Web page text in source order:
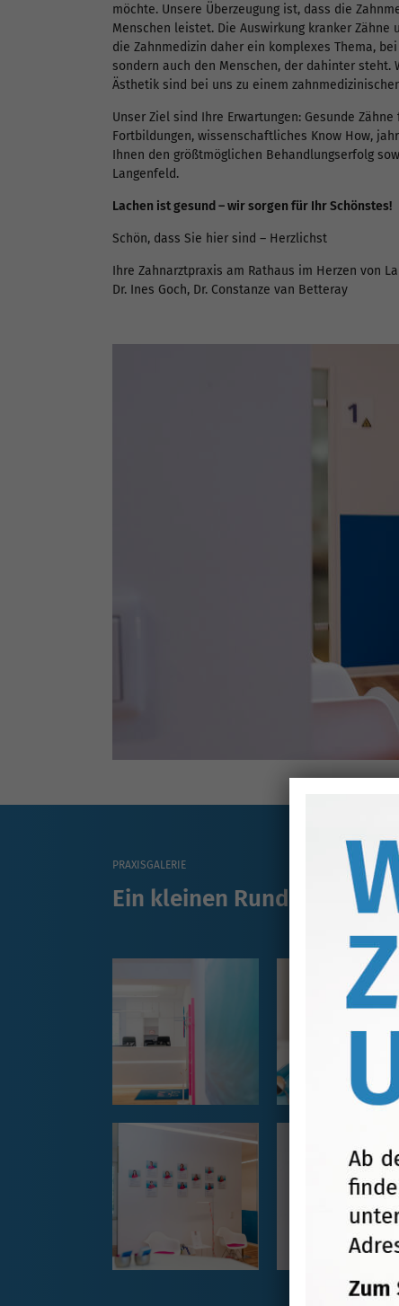
möchte. Unsere Überzeugung ist, dass die
Menschen leistet. Die Auswirkung kranker
die Zahnmedizin daher ein komplexes Thema,
sondern auch den Menschen, der dahinter steht.
Ästhetik sind bei uns zu einem
Unser Ziel sind Ihre Erwartungen: Gesunde
Fortbildungen, wissenschaftliches Know How,
Ihnen den größtmöglichen Behandlungserfolg
Langenfeld.
Lachen ist gesund – wir sorgen für Ihr Schönstes!
Schön, dass Sie hier sind – Herzlichst
Ihre Zahnarztpraxis am Rathaus im Herzen von
Dr. Ines Goch, Dr. Constanze van Betteray
PRAXISGALERIE
Ein kleinen Rundgang in